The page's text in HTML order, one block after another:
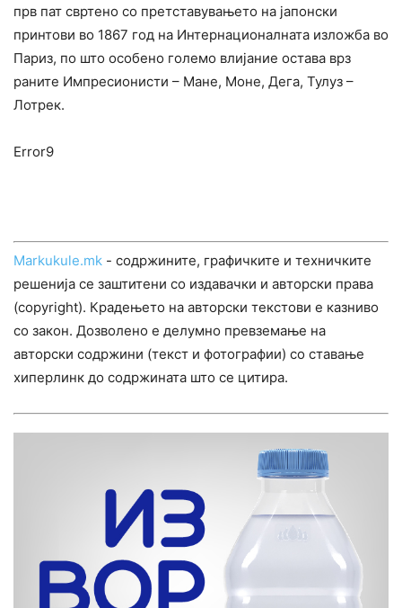
прв пат свртено со претставувањето на јапонски
принтови во 1867 год на Интернационалната изложба во
Париз, по што особено големо влијание остава врз
раните Импресионисти – Мане, Моне, Дега, Тулуз –
Лотрек.
Error9
Markukule.mk - содржините, графичките и техничките
решенија се заштитени со издавачки и авторски права
(copyright). Крадењето на авторски текстови е казниво
со закон. Дозволено е делумно превземање на
авторски содржини (текст и фотографии) со ставање
хиперлинк до содржината што се цитира.